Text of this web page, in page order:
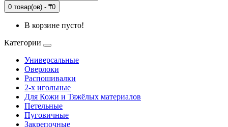
0 товар(ов) - ₸0
В корзине пусто!
Категории
Универсальные
Оверлоки
Распошивалки
2-х игольные
Для Кожи и Тяжёлых материалов
Петельные
Пуговичные
Закрепочные